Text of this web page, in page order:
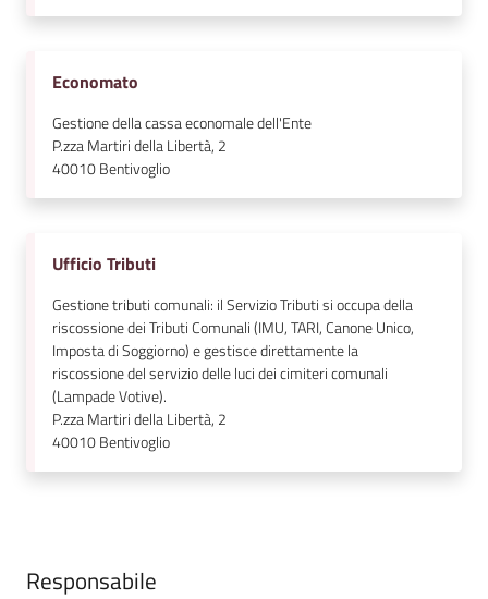
Tutti
argomenti...
Economato
Gestione della cassa economale dell'Ente
P.zza Martiri della Libertà, 2
40010Bentivoglio
Ufficio Tributi
Gestione tributi comunali: il Servizio Tributi si occupa della
riscossione dei Tributi Comunali (IMU, TARI, Canone Unico,
Imposta di Soggiorno) e gestisce direttamente la
riscossione del servizio delle luci dei cimiteri comunali
(Lampade Votive).
P.zza Martiri della Libertà, 2
40010Bentivoglio
Responsabile